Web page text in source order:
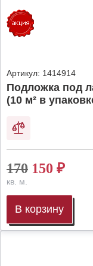
Артикул: 1414914
Подложка под
(10 м² в
170 150 ₽
кв. м.
В корзину